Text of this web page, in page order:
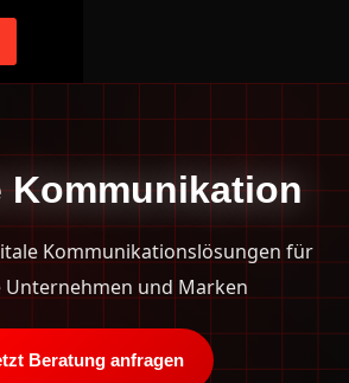
Kommunikation
Kommunikationslösungen für
Unternehmen und Marken
Beratung anfragen